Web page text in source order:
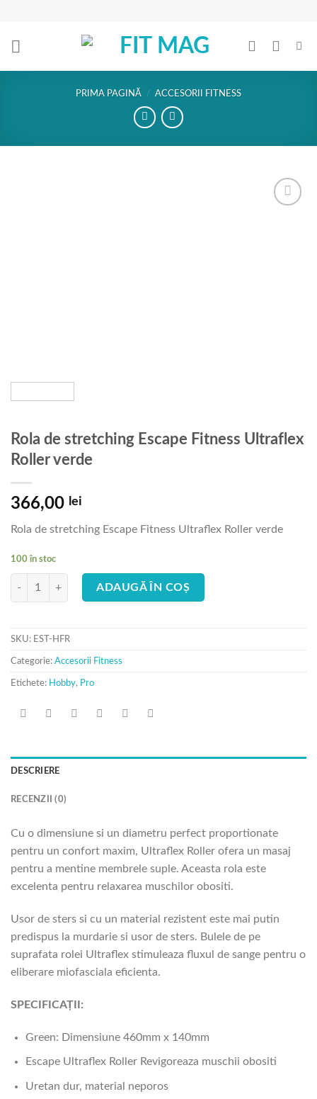
content
PRIMA PAGINĂ / ACCESORII FITNESS
Rola de stretching Escape Fitness Ultraflex
Roller verde
366,00 lei
Rola de stretching Escape Fitness Ultraflex Roller verde
100 în stoc
Cantitate Rola de stretching Escape Fitness Ultraflex Roller verde
ADAUGĂ ÎN COȘ
SKU: EST-HFR
Categorie: Accesorii Fitness
Etichete: Hobby, Pro
DESCRIERE
RECENZII (0)
Cu o dimensiune si un diametru perfect proportionate
pentru un confort maxim, Ultraflex Roller ofera un masaj
pentru a mentine membrele suple. Aceasta rola este
excelenta pentru relaxarea muschilor obositi.
Usor de sters si cu un material rezistent este mai putin
predispus la murdarie si usor de sters. Bulele de pe
suprafata rolei Ultraflex stimuleaza fluxul de sange pentru o
eliberare miofasciala eficienta.
SPECIFICAȚII:
Green: Dimensiune 460mm x 140mm
Escape Ultraflex Roller Revigoreaza muschii obositi
Uretan dur, material neporos